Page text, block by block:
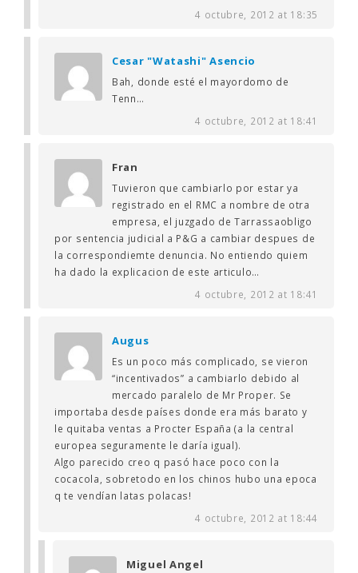
4 octubre, 2012 at 18:35
Cesar "Watashi" Asencio
Bah, donde esté el mayordomo de
Tenn…
4 octubre, 2012 at 18:41
Fran
Tuvieron que cambiarlo por estar ya
registrado en el RMC a nombre de otra
empresa, el juzgado de Tarrassaobligo
por sentencia judicial a P&G a cambiar despues de
la correspondiemte denuncia. No entiendo quiem
ha dado la explicacion de este articulo…
4 octubre, 2012 at 18:41
Augus
Es un poco más complicado, se vieron
“incentivados” a cambiarlo debido al
mercado paralelo de Mr Proper. Se
importaba desde países donde era más barato y
le quitaba ventas a Procter España (a la central
europea seguramente le daría igual).
Algo parecido creo q pasó hace poco con la
cocacola, sobretodo en los chinos hubo una epoca
q te vendían latas polacas!
4 octubre, 2012 at 18:44
Miguel Angel